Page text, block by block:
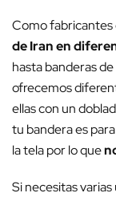
Como fabricantes
de Iran en
hasta banderas
ofrecemos
ellas con un
tu bandera es
la tela por lo que
Si necesitas